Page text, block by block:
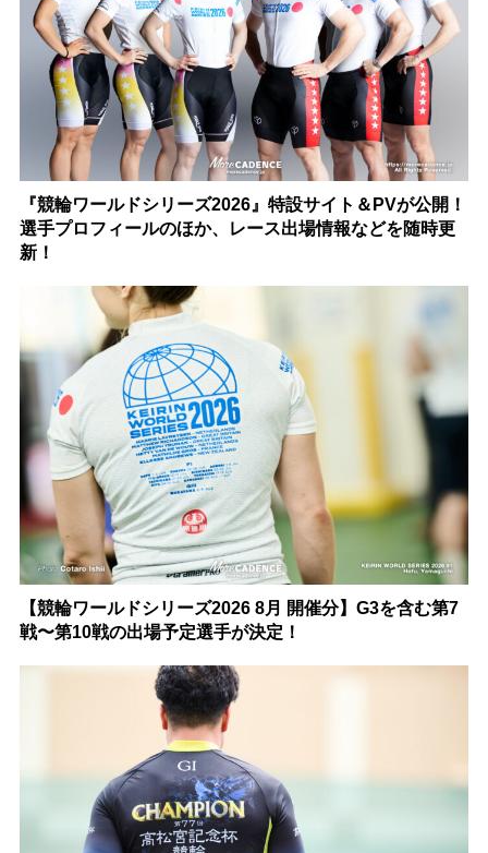
『競輪ワールドシリーズ2026』特設サイト＆PVが公開！
選手プロフィールのほか、レース出場情報などを随時更
新！
【競輪ワールドシリーズ2026 8月 開催分】G3を含む第7
戦〜第10戦の出場予定選手が決定！